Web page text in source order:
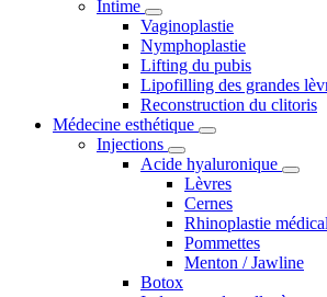
Intime
Vaginoplastie
Nymphoplastie
Lifting du pubis
Lipofilling des grandes
Reconstruction du clitoris
Médecine esthétique
Injections
Acide hyaluronique
Lèvres
Cernes
Rhinoplastie
Pommettes
Menton / Jawline
Botox